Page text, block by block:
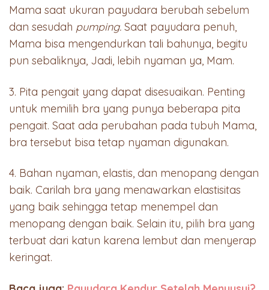
Mama saat ukuran payudara berubah sebelum
dan sesudah pumping. Saat payudara penuh,
Mama bisa mengendurkan tali bahunya, begitu
pun sebaliknya, Jadi, lebih nyaman ya, Mam.
3. Pita pengait yang dapat disesuaikan. Penting
untuk memilih bra yang punya beberapa pita
pengait. Saat ada perubahan pada tubuh Mama,
bra tersebut bisa tetap nyaman digunakan.
4. Bahan nyaman, elastis, dan menopang dengan
baik. Carilah bra yang menawarkan elastisitas
yang baik sehingga tetap menempel dan
menopang dengan baik. Selain itu, pilih bra yang
terbuat dari katun karena lembut dan menyerap
keringat.